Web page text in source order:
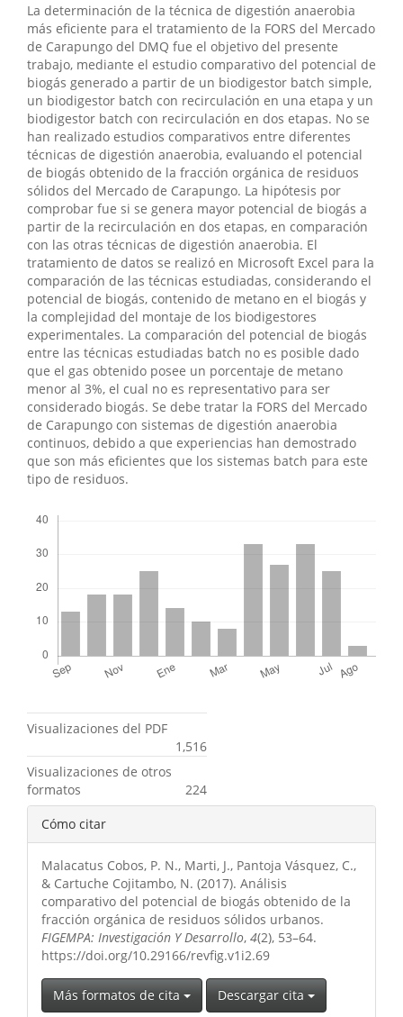
La determinación de la técnica de digestión anaerobia
más eficiente para el tratamiento de la FORS del Mercado
de Carapungo del DMQ fue el objetivo del presente
trabajo, mediante el estudio comparativo del potencial de
biogás generado a partir de un biodigestor batch simple,
un biodigestor batch con recirculación en una etapa y un
biodigestor batch con recirculación en dos etapas. No se
han realizado estudios comparativos entre diferentes
técnicas de digestión anaerobia, evaluando el potencial
de biogás obtenido de la fracción orgánica de residuos
sólidos del Mercado de Carapungo. La hipótesis por
comprobar fue si se genera mayor potencial de biogás a
partir de la recirculación en dos etapas, en comparación
con las otras técnicas de digestión anaerobia. El
tratamiento de datos se realizó en Microsoft Excel para la
comparación de las técnicas estudiadas, considerando el
potencial de biogás, contenido de metano en el biogás y
la complejidad del montaje de los biodigestores
experimentales. La comparación del potencial de biogás
entre las técnicas estudiadas batch no es posible dado
que el gas obtenido posee un porcentaje de metano
menor al 3%, el cual no es representativo para ser
considerado biogás. Se debe tratar la FORS del Mercado
de Carapungo con sistemas de digestión anaerobia
continuos, debido a que experiencias han demostrado
que son más eficientes que los sistemas batch para este
tipo de residuos.
Visualizaciones del PDF
1,516
Visualizaciones de otros
formatos
224
Detalles
del
artículo
Cómo citar
Malacatus Cobos, P. N., Marti, J., Pantoja Vásquez, C.,
& Cartuche Cojitambo, N. (2017). Análisis
comparativo del potencial de biogás obtenido de la
fracción orgánica de residuos sólidos urbanos.
FIGEMPA: Investigación Y Desarrollo, 4(2), 53–64.
https://doi.org/10.29166/revfig.v1i2.69
Más formatos de cita Descargar cita